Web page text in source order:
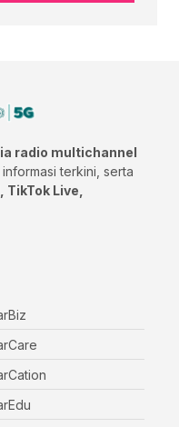
radio multichannel
terkini, serta
TikTok Live,